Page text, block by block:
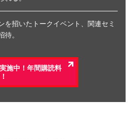
を招いたトークイベント、関連セミ
待。
実施中！年間購読料